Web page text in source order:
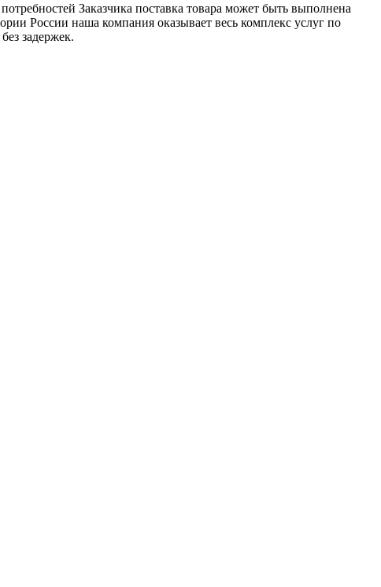
Заказчика поставка товара может быть выполнена
России наша компания оказывает весь комплекс услуг по
задержек.